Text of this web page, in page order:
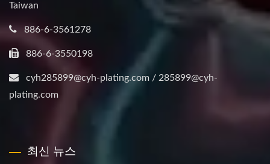
Taiwan
886-6-3561278
886-6-3550198
cyh285899@cyh-plating.com / 285899@cyh-
plating.com
최신 뉴스